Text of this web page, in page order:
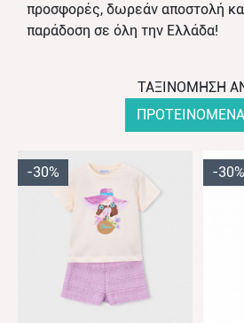
προσφορές, δωρεάν αποστολή
παράδοση σε όλη την Ελλάδα!
ΤΑΞΙΝΟΜΗΣΗ
ΠΡΟΤΕΙΝΟΜΕΝΑ
-30% -30%